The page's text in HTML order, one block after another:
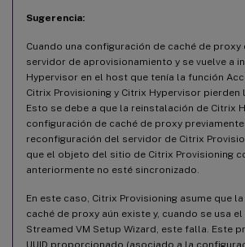
Sugerencia:
Cuando una configuración de caché de proxy
servidor de aprovisionamiento y se vuelve a
Hypervisor en el host que tenía la función
Citrix Provisioning y Citrix Hypervisor pierden
Esto se debe a que la reinstalación de Citrix
configuración de caché de proxy
reconfiguración del servidor de Citrix
que el objeto del sitio de Citrix Provisioning
anteriormente no esté sincronizado.
En este caso, Citrix Provisioning asume que
caché de proxy aún existe y, cuando se usa
Streamed VM Setup Wizard, este falla. Este
UUID proporcionado (asociado a la